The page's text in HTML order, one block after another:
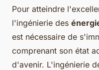
Pour atteindre
l'ingénierie des
est nécessaire de
comprenant son état
d'avenir. L'ingénierie